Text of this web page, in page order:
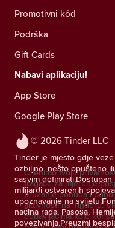
© 2026 Tinder LLC
Tinder je mjesto gdje
ozbiljno, nešto opušteno
sasvim
milijardi ostvarenih
upoznavanje na
načina rada, Pasoša,
povezivanja.Preuzmi
Promotivni kôd
Podrška
Gift Cards
Nabavi aplikaciju!
App Store
Google Play Store
Cijenimo tvoju
tragače za mjerenje
pružanje ponuda i
aktivnosti na Tinderu.
dobavljačima koje